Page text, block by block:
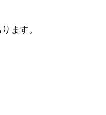
ます。